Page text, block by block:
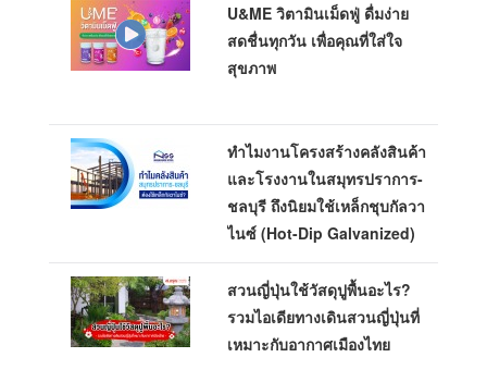
U&ME วิตามินเม็ดฟู่ ดื่มง่าย
สดชื่นทุกวัน เพื่อคุณที่ใส่ใจ
สุขภาพ
ทำไมงานโครงสร้างคลังสินค้า
และโรงงานในสมุทรปราการ-
ชลบุรี ถึงนิยมใช้เหล็กชุบกัลวา
ไนซ์ (Hot-Dip Galvanized)
สวนญี่ปุ่นใช้วัสดุปูพื้นอะไร?
รวมไอเดียทางเดินสวนญี่ปุ่นที่
เหมาะกับอากาศเมืองไทย